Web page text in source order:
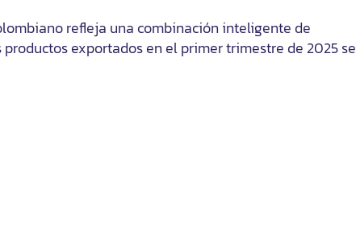
refleja una combinación inteligente de
exportados en el primer trimestre de 2025 se